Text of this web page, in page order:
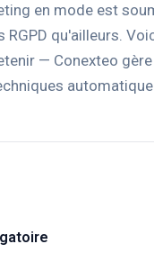
en mode est
RGPD qu'ailleurs.
— Conexteo